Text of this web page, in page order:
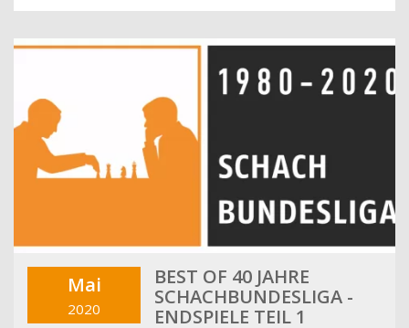
Mai
2020
BEST OF 40 JAHRE
SCHACHBUNDESLIGA -
ENDSPIELE TEIL 1